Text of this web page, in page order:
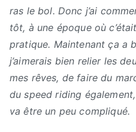
ras le bol. Donc j’ai
tôt, à une époque où
pratique. Maintenant ça a
j’aimerais bien relier les
mes rêves, de faire du
du speed riding
va être un peu compliqué.